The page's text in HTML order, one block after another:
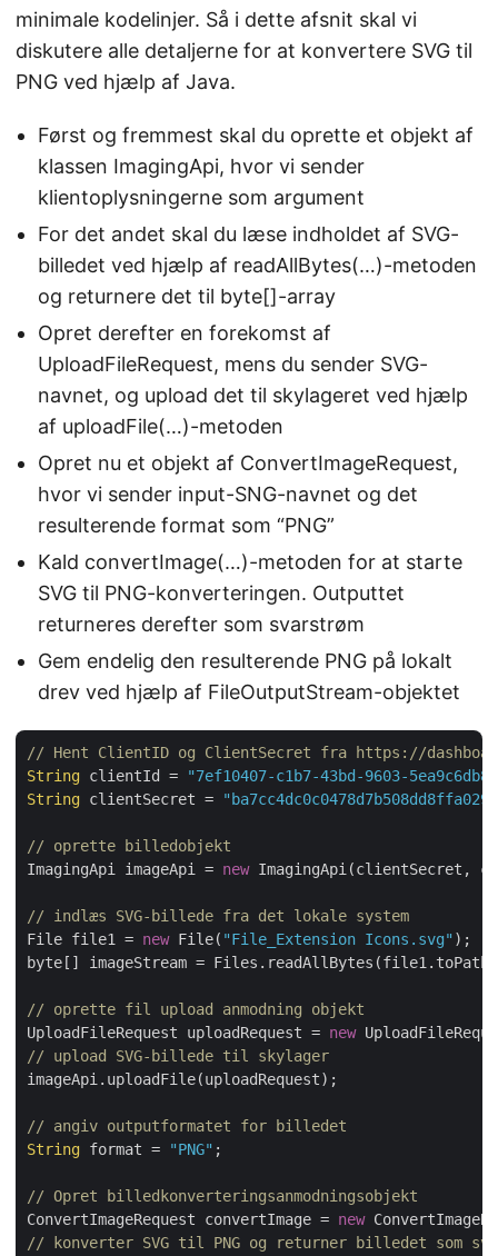
minimale kodelinjer. Så i dette afsnit skal vi
diskutere alle detaljerne for at konvertere SVG til
PNG ved hjælp af Java.
Først og fremmest skal du oprette et objekt af
klassen ImagingApi, hvor vi sender
klientoplysningerne som argument
For det andet skal du læse indholdet af SVG-
billedet ved hjælp af readAllBytes(…)-metoden
og returnere det til byte[]-array
Opret derefter en forekomst af
UploadFileRequest, mens du sender SVG-
navnet, og upload det til skylageret ved hjælp
af uploadFile(…)-metoden
Opret nu et objekt af ConvertImageRequest,
hvor vi sender input-SNG-navnet og det
resulterende format som “PNG”
Kald convertImage(…)-metoden for at starte
SVG til PNG-konverteringen. Outputtet
returneres derefter som svarstrøm
Gem endelig den resulterende PNG på lokalt
drev ved hjælp af FileOutputStream-objektet
// Hent ClientID og ClientSecret fra https://
String clientId =
"7ef10407-c1b7-43bd-9603-
String clientSecret =
// oprette billedobjekt
ImagingApi imageApi = new ImagingApi(clientSecret,
// indlæs SVG-billede fra det lokale system
File file1 = new File( "File_Extension Icons.svg" );
byte[] imageStream =
// oprette fil upload anmodning objekt
UploadFileRequest uploadRequest = new
// upload SVG-billede til skylager
imageApi.uploadFile(uploadRequest);
// angiv outputformatet for billedet
String format = "PNG" ;
// Opret billedkonverteringsanmodningsobjekt
ConvertImageRequest convertImage = new
// konverter SVG til PNG og returner billedet som